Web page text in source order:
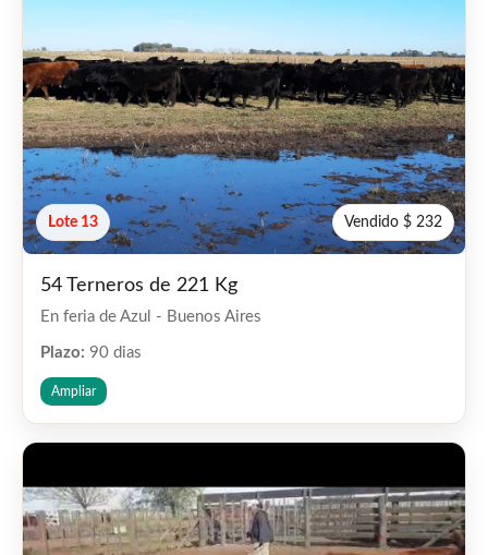
Lote 13 Vendido $ 232
54 Terneros de 221 Kg
En feria de Azul - Buenos Aires
Plazo: 90 dias
Ampliar